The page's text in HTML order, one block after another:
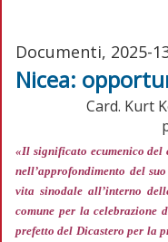
Documenti, 2025-
Nicea:
Card. Kurt
«Il significato ecumenico del
nell’approfondimento del
vita sinodale all’interno
comune per la celebrazione
prefetto del Dicastero per la